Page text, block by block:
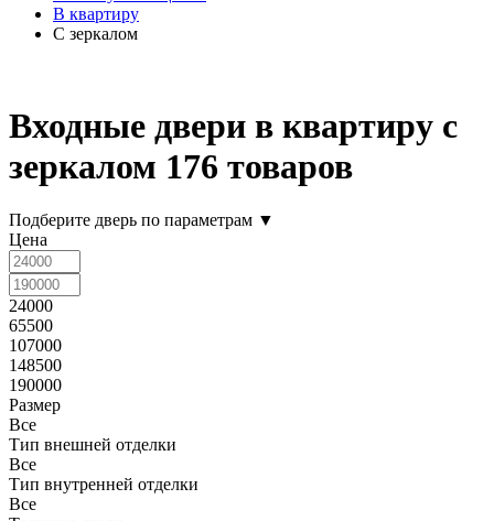
В квартиру
С зеркалом
Входные двери в квартиру с
зеркалом 176 товаров
Подберите дверь по параметрам ▼
Цена
24000
65500
107000
148500
190000
Размер
Все
Тип внешней отделки
Все
Тип внутренней отделки
Все